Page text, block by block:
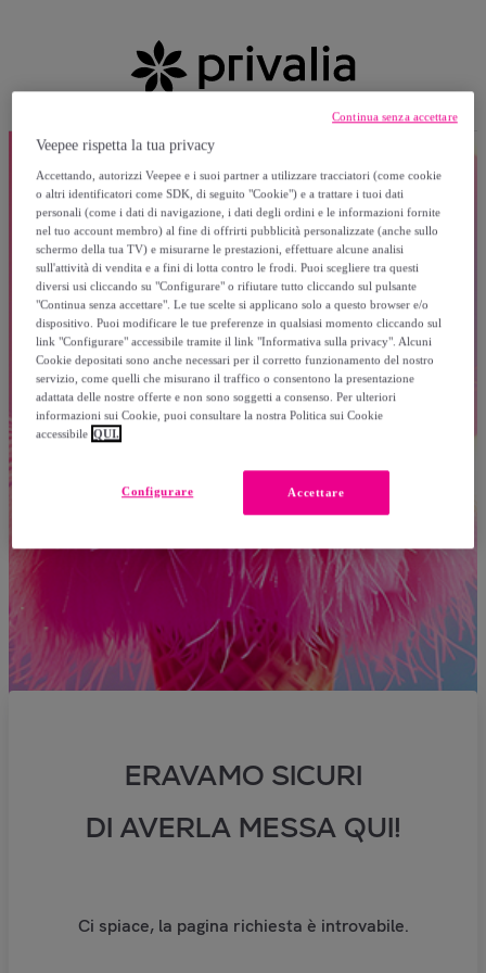
ERAVAMO SICURI
DI AVERLA MESSA QUI!
Ci spiace, la pagina richiesta è introvabile.
Veepee rispetta la tua privacy
Accettando, autorizzi Veepee e i suoi partner a utilizzare tracciatori (come cookie
o altri identificatori come SDK, di seguito "Cookie") e a trattare i tuoi dati
personali (come i dati di navigazione, i dati degli ordini e le informazioni fornite
nel tuo account membro) al fine di offrirti pubblicità personalizzate (anche sullo
schermo della tua TV) e misurarne le prestazioni, effettuare alcune analisi
sull'attività di vendita e a fini di lotta contro le frodi. Puoi scegliere tra questi
diversi usi cliccando su "Configurare" o rifiutare tutto cliccando sul pulsante
"Continua senza accettare". Le tue scelte si applicano solo a questo browser e/o
dispositivo. Puoi modificare le tue preferenze in qualsiasi momento cliccando sul
link "Configurare" accessibile tramite il link "Informativa sulla privacy". Alcuni
Cookie depositati sono anche necessari per il corretto funzionamento del nostro
servizio, come quelli che misurano il traffico o consentono la presentazione
adattata delle nostre offerte e non sono soggetti a consenso. Per ulteriori
informazioni sui Cookie, puoi consultare la nostra Politica sui Cookie
accessibile QUI.
Accettare
Configurare
Continua senza accettare